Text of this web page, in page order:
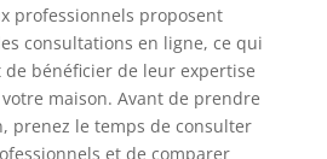
professionnels proposent
consultations en ligne, ce qui
de bénéficier de leur expertise
maison. Avant de prendre
prenez le temps de consulter
et de comparer